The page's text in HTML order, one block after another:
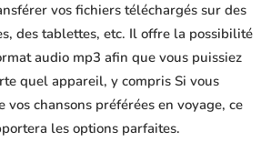
vos fichiers téléchargés sur des
des tablettes, etc. Il offre la possibilité
audio mp3 afin que vous puissiez
quel appareil, y compris Si vous
vos chansons préférées en voyage, ce
les options parfaites.